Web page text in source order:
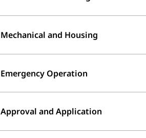
Mechanical and Housing
Emergency Operation
Approval and Application